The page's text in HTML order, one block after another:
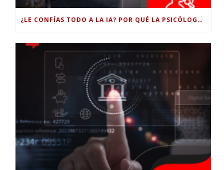
¿LE CONFÍAS TODO A LA IA? POR QUÉ LA PSICÓLOGA DICE QUE ESO PUEDE COSTARTE TUS PROPIAS HABILIDADES